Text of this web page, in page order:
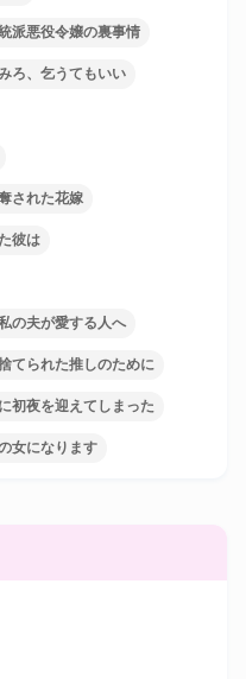
派悪役令嬢の裏事情
ろ、乞うてもいい
された花嫁
彼は
の夫が愛する人へ
てられた推しのために
初夜を迎えてしまった
女になります